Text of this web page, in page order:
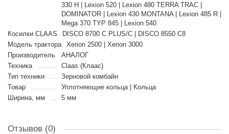
330 H | Lexion 520 | Lexion 480 TERRA TRAC |
DOMINATOR | Lexion 430 MONTANA | Lexion 485 R |
Mega 370 TYP 845 | Lexion 540
Косилки CLAAS
DISCO 8700 C PLUS/C | DISCO 8550 C8
Модель трактора
Xerion 2500 | Xerion 3000
Производитель
АНАЛОГ
Техника
Claas (Клаас)
Тип техники
Зерновой комбайн
Товар
Уплотняющие кольца | Кольца
Ширина, мм
5 мм
Отзывов (0)